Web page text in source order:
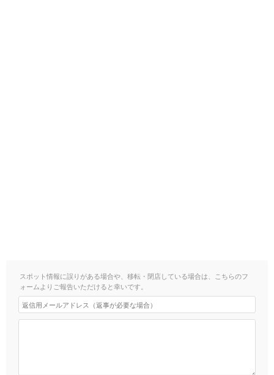
スポット情報に誤りがある場合や、移転・閉店している場合は、こちらのフ
ォームよりご報告いただけると幸いです。